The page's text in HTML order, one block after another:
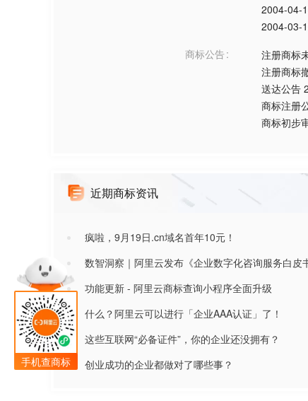
2004-04-
2004-03-
商标公告
注册商标
注册商标
送达公告
商标注册
商标初步
近期商标资讯
疯啦，9月19日.cn域名首年10元！
数智洞察｜阿里云发布《企业数字化咨询服务白皮
功能更新 - 阿里云商标查询小程序全面升级
什么？阿里云可以进行「企业AAA认证」了！
这些互联网“必备证件”，你的企业还没拥有？
创业成功的企业都做对了哪些事？
手机查商标